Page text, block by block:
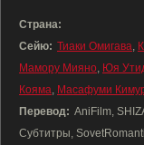
Страна:
Сейю: Тиаки Омигава,
Мамору Мияно, Юя
Кояма, Масафуми
Перевод: AniFilm,
Субтитры,